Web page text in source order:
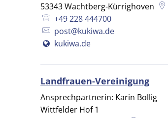
53343Wachtberg-Kürrighoven
+49 228 444700
post@kukiwa.de
kukiwa.de
Landfrauen-Vereinigung
Ansprechpartnerin: Karin Bollig
Wittfelder Hof 1